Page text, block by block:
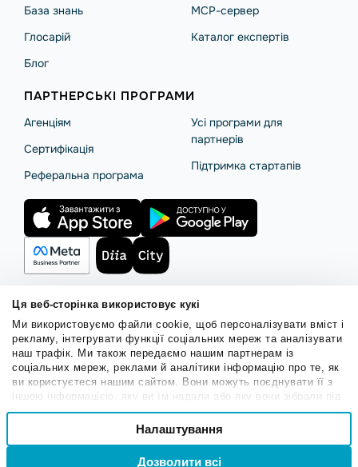
Ця веб-сторінка використовує кукі
Ми використовуємо файли cookie, щоб персоналізувати вміст і
рекламу, інтегрувати функції соціальних мереж та аналізувати
наш трафік. Ми також передаємо нашим партнерам із
соціальних мереж, реклами й аналітики інформацію про те, як
ви користуєтеся нашим сайтом. Вони можуть поєднувати її з
іншою інформацією, яку ви їм надали або яку вони зібрали під
час вашого користування їхніми службами.
Вибір
Налаштування
Дозволити всі
База знань
Глосарій
Блог
MCP-сервер
Каталог експертів
ПАРТНЕРСЬКІ ПРОГРАМИ
Агенціям
Сертифікація
Реферальна програма
Усі програми для
партнерів
Підтримка стартапів
Правила користуванняПолітика CookiesБезпека SendPulse
Політика конфіденційності
© 2015 - 2026. ТОВ «СендПульс». Всі права захищені.